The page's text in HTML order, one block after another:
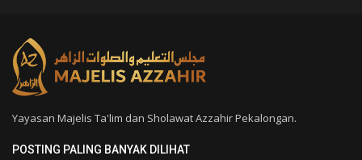
Yayasan Majelis Ta'lim dan Sholawat Azzahir Pekalongan.
POSTING PALING BANYAK DILIHAT